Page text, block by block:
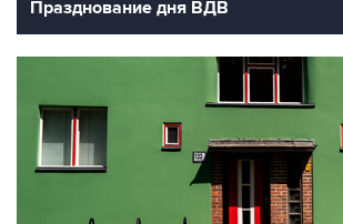
Празднование дня ВДВ